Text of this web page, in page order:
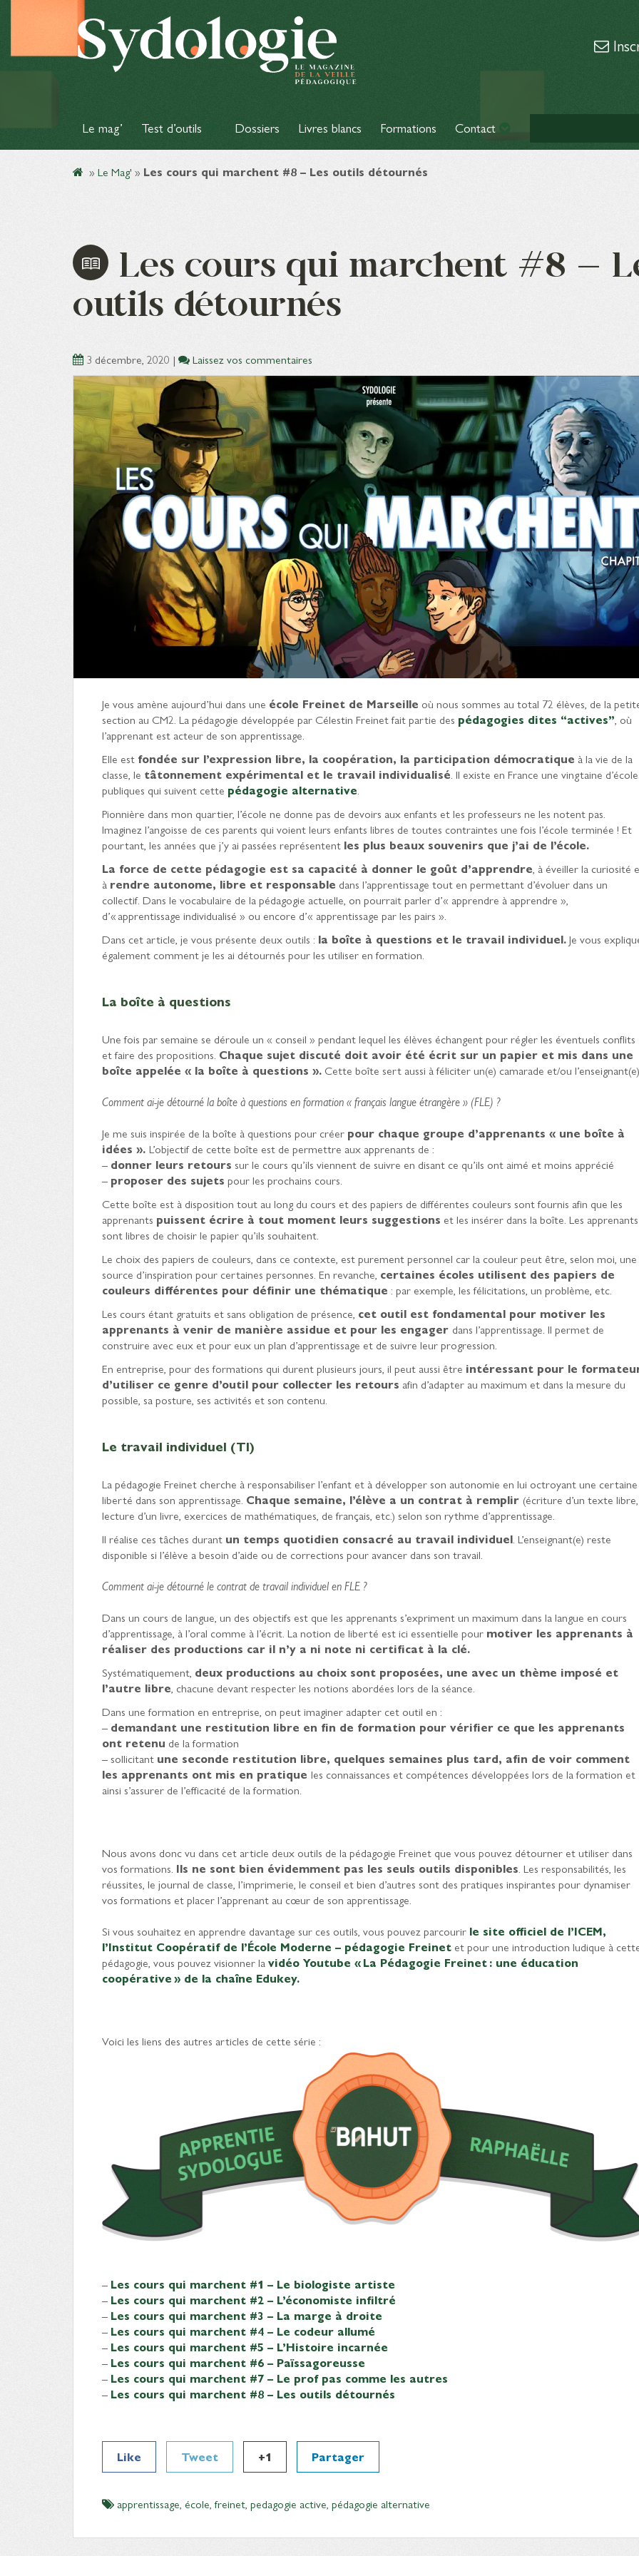
Le mag’ Test d’outils Dossiers Livres blancs Formations Contact
» Le Mag' » Les cours qui marchent #8 – Les outils détournés
Les cours qui marchent #8 –
outils détournés
3 décembre, 2020 | Laissez vos commentaires
Je vous amène aujourd’hui dans une école Freinet de Marseille où nous sommes au total 72 élèves, de la
section au CM2. La pédagogie développée par Célestin Freinet fait partie des pédagogies dites “actives”, où
l’apprenant est acteur de son apprentissage.
Elle est fondée sur l’expression libre, la coopération, la participation démocratique à la vie de la
classe, le tâtonnement expérimental et le travail individualisé. Il existe en France une vingtaine
publiques qui suivent cette pédagogie alternative.
Pionnière dans mon quartier, l’école ne donne pas de devoirs aux enfants et les professeurs ne les notent pas.
Imaginez l’angoisse de ces parents qui voient leurs enfants libres de toutes contraintes une fois l’école terminée ! Et
pourtant, les années que j’y ai passées représentent les plus beaux souvenirs que j’ai de l’école.
La force de cette pédagogie est sa capacité à donner le goût d’apprendre, à éveiller la curiosité
à rendre autonome, libre et responsable dans l’apprentissage tout en permettant d’évoluer dans un
collectif. Dans le vocabulaire de la pédagogie actuelle, on pourrait parler d’« apprendre à apprendre »,
d’« apprentissage individualisé » ou encore d’« apprentissage par les pairs ».
Dans cet article, je vous présente deux outils : la boîte à questions et le travail individuel.Je vous
également comment je les ai détournés pour les utiliser en formation.
La boîte à questions
Une fois par semaine se déroule un « conseil » pendant lequel les élèves échangent pour régler les éventuels conflits
et faire des propositions. Chaque sujet discuté doit avoir été écrit sur un papier et mis dans une
boîte appelée « la boîte à questions ». Cette boîte sert aussi à féliciter un(e) camarade et/ou
Comment ai-je détourné la boîte à questions en formation « français langue étrangère » (FLE) ?
Je me suis inspirée de la boîte à questions pour créer pour chaque groupe d’apprenants « une boîte à
idées ». L’objectif de cette boîte est de permettre aux apprenants de :
– donner leurs retours sur le cours qu’ils viennent de suivre en disant ce qu’ils ont aimé et moins apprécié
– proposer des sujets pour les prochains cours.
Cette boîte est à disposition tout au long du cours et des papiers de différentes couleurs sont fournis afin que les
apprenants puissent écrire à tout moment leurs suggestions et les insérer dans la boîte. Les apprenants
sont libres de choisir le papier qu’ils souhaitent.
Le choix des papiers de couleurs, dans ce contexte, est purement personnel car la couleur peut être, selon moi, une
source d’inspiration pour certaines personnes. En revanche, certaines écoles utilisent des papiers de
couleurs différentes pour définir une thématique : par exemple, les félicitations, un problème, etc.
Les cours étant gratuits et sans obligation de présence, cet outil est fondamental pour motiver les
apprenants à venir de manière assidue et pour les engager dans l’apprentissage. Il permet de
construire avec eux et pour eux un plan d’apprentissage et de suivre leur progression.
En entreprise, pour des formations qui durent plusieurs jours, il peut aussi être intéressant pour le
d’utiliser ce genre d’outil pour collecter les retours afin d’adapter au maximum et dans la mesure du
possible, sa posture, ses activités et son contenu.
Le travail individuel (TI)
La pédagogie Freinet cherche à responsabiliser l’enfant et à développer son autonomie en lui octroyant une certaine
liberté dans son apprentissage. Chaque semaine, l’élève a un contrat à remplir (écriture d’un texte libre,
lecture d’un livre, exercices de mathématiques, de français, etc.) selon son rythme d’apprentissage.
Il réalise ces tâches durant un temps quotidien consacré au travail individuel. L’enseignant(e) reste
disponible si l’élève a besoin d’aide ou de corrections pour avancer dans son travail.
Comment ai-je détourné le contrat de travail individuel en FLE ?
Dans un cours de langue, un des objectifs est que les apprenants s’expriment un maximum dans la langue en cours
d’apprentissage, à l’oral comme à l’écrit. La notion de liberté est ici essentielle pour motiver les apprenants à
réaliser des productions car il n’y a ni note ni certificat à la clé.
Systématiquement, deux productions au choix sont proposées, une avec un thème imposé et
l’autre libre, chacune devant respecter les notions abordées lors de la séance.
Dans une formation en entreprise, on peut imaginer adapter cet outil en :
– demandant une restitution libre en fin de formation pour vérifier ce que les apprenants
ont retenu de la formation
– sollicitant une seconde restitution libre, quelques semaines plus tard, afin de voir comment
les apprenants ont mis en pratique les connaissances et compétences développées lors de la formation et
ainsi s’assurer de l’efficacité de la formation.
Nous avons donc vu dans cet article deux outils de la pédagogie Freinet que vous pouvez détourner et utiliser dans
vos formations. Ils ne sont bien évidemment pas les seuls outils disponibles. Les responsabilités, les
réussites, le journal de classe, l’imprimerie, le conseil et bien d’autres sont des pratiques inspirantes pour dynamiser
vos formations et placer l’apprenant au cœur de son apprentissage.
Si vous souhaitez en apprendre davantage sur ces outils, vous pouvez parcourir le site officiel de l’ICEM,
l’Institut Coopératif de l’École Moderne – pédagogie Freinet et pour une introduction ludique à
pédagogie, vous pouvez visionner lavidéo Youtube « La Pédagogie Freinet : une éducation
coopérative » de la chaîne Edukey.
Voici les liens des autres articles de cette série :
– Les cours qui marchent #1 – Le biologiste artiste
– Les cours qui marchent #2 – L’économiste infiltré
– Les cours qui marchent #3 – La marge à droite
– Les cours qui marchent #4 – Le codeur allumé
– Les cours qui marchent #5 – L’Histoire incarnée
– Les cours qui marchent #6 – Païssagoreusse
– Les cours qui marchent #7 – Le prof pas comme les autres
– Les cours qui marchent #8 – Les outils détournés
Like Tweet +1 Partager
apprentissage, école,freinet, pedagogie active, pédagogie alternative